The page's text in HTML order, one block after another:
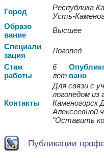
Город
Республика
Усть-
Образо
вание
Высшее
Специали
зация
Логопед
Стаж
работы
6
лет
Опуб
вано
Контакты
Для связи с
логопедом из
Каменогорск
Алексеевной
"Оставить
Публикации